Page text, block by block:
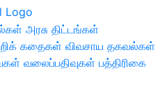
அரசு திட்டங்கள்
கதைகள் விவசாய தகவல்கள்
வலைப்பதிவுகள் பத்திரிகை